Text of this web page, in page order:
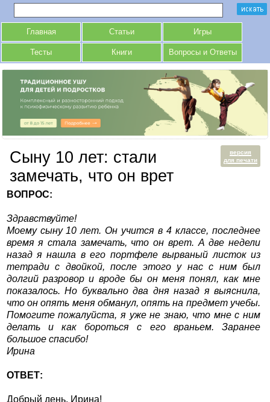
Главная Статьи Игры
Тесты Книги Вопросы и Ответы
версия
для печати
Cыну 10 лет: стали
замечать, что он врет
ВОПРОС:
Здравствуйте!
Моему сыну 10 лет. Он учится в 4 классе, последнее
время я стала замечать, что он врет. А две недели
назад я нашла в его портфеле вырваный листок из
тетради с двойкой, после этого у нас с ним был
долгий разровор и вроде бы он меня понял, как мне
показалось. Но буквально два дня назад я выяснила,
что он опять меня обманул, опять на предмет учебы.
Помогите пожалуйста, я уже не знаю, что мне с ним
делать и как бороться с его враньем. Заранее
большое спасибо!
Ирина
ОТВЕТ:
Добрый день, Ирина!